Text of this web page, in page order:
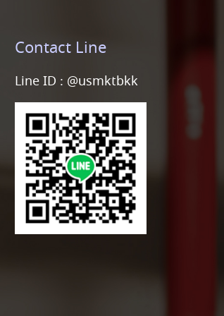
Contact Line
Line ID : @usmktbkk